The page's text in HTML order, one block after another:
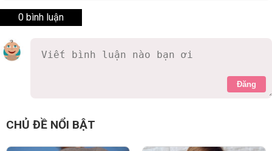
0 bình luận
Đăng
CHỦ ĐỀ NỔI BẬT